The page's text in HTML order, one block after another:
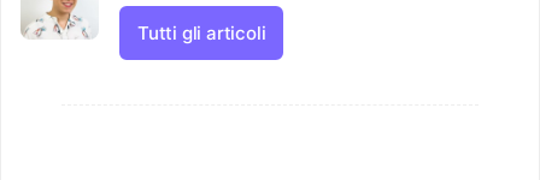
Tutti gli articoli